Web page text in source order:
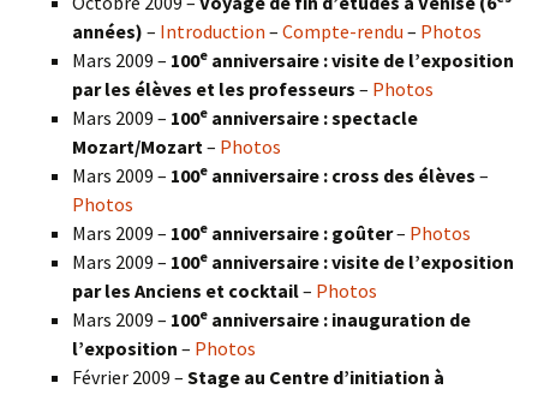
années) – Introduction – Compte-rendu – Photos
Mars 2009 – 100e anniversaire : visite de l’exposition
par les élèves et les professeurs – Photos
Mars 2009 – 100e anniversaire : spectacle
Mozart/Mozart – Photos
Mars 2009 – 100e anniversaire : cross des élèves –
Photos
Mars 2009 – 100e anniversaire : goûter– Photos
Mars 2009 – 100e anniversaire : visite de l’exposition
par les Anciens et cocktail– Photos
Mars 2009 – 100e anniversaire : inauguration de
l’exposition – Photos
Février 2009 – Stage au Centre d’initiation à